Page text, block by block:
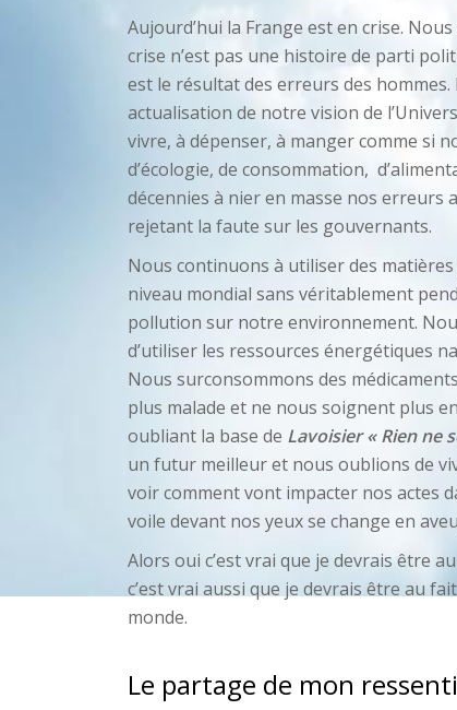
Aujourd’hui la Frange est en crise.
crise n’est pas une histoire de parti
est le résultat des erreurs des
actualisation de notre vision de
vivre, à dépenser, à manger comme si
d’écologie, de consommation,
décennies à nier en masse nos
rejetant la faute sur les gouvernants.
Nous continuons à utiliser des
niveau mondial sans véritablement
pollution sur notre environnement.
d’utiliser les ressources énergétiques
Nous surconsommons des
plus malade et ne nous soignent plus
oubliant la base de Lavoisier « Rien ne
un futur meilleur et nous oublions de
voir comment vont impacter nos actes
voile devant nos yeux se change en
Alors oui c’est vrai que je devrais être
c’est vrai aussi que je devrais être au
monde.
Le partage de mon